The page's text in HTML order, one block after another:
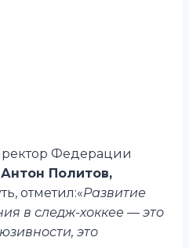
Федерации
Антон Политов,
отметил:«Развитие
в следж-хоккее — это
это